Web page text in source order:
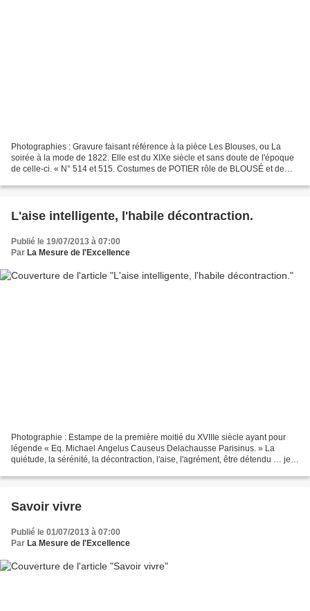
Photographies : Gravure faisant référence à la pièce Les Blouses, ou La
soirée à la mode de 1822. Elle est du XIXe siècle et sans doute de l'époque
de celle-ci. « N° 514 et 515. Costumes de POTIER rôle de BLOUSÉ et de
L'aise intelligente, l'habile décontraction.
Publié le 19/07/2013 à 07:00
Par La Mesure de l'Excellence
Photographie : Estampe de la première moitié du XVIIIe siècle ayant pour
légende « Eq. Michael Angelus Causeus Delachausse Parisinus. » La
quiétude, la sérénité, la décontraction, l'aise, l'agrément, être détendu … je
Savoir vivre
Publié le 01/07/2013 à 07:00
Par La Mesure de l'Excellence